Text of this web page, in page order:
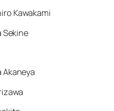
Kawakami
Sekine
Akaneya